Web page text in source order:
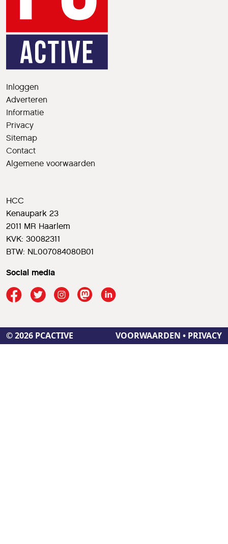
Inloggen
Adverteren
Informatie
Privacy
Sitemap
Contact
Algemene voorwaarden
HCC
Kenaupark 23
2011 MR Haarlem
KVK: 30082311
BTW: NL007084080B01
Social media
© 2026 PCACTIVE VOORWAARDEN • PRIVACY